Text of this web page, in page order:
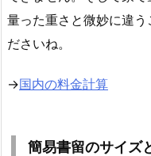
量った重さと微妙に違う
ださいね。
→国内の料金計算
簡易書留のサイズ